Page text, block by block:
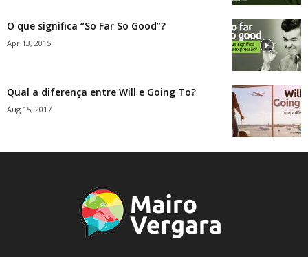
O que significa “So Far So Good”?
Apr 13, 2015
Qual a diferença entre Will e Going To?
Aug 15, 2017